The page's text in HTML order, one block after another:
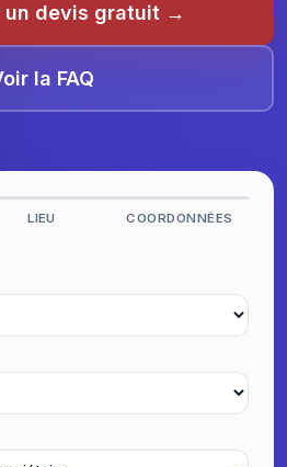
un devis gratuit →
la FAQ
LIEU COORDONNÉES